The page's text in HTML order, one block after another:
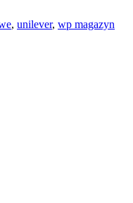
, unilever, wp magazyn